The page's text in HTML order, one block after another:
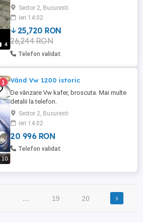
4
Optiuni: servo direcție, AC, geamuri
electrice, geam butterfly sofer, scaune
sport+elemente GTI: bari stabilizatoare
față +spate, frâne ventilate, bara
rigidizare. Împreună cu mașina se dau o
serie de piese: Chedere, amortizoare
sistem ...
Sector 2, Bucuresti
ieri 14:02
25,720 RON
26,244 RON
Telefon validat
10
1 Vând Vw 1200 istoric
De vânzare Vw kafer, broscuta. Mai multe
detalii la telefon.
Sector 2, Bucuresti
ieri 14:02
20 996 RON
Telefon validat
19 20 ›